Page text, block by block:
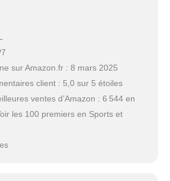
sur Amazon.fr : 8 mars 2025
client : 5,0 sur 5 étoiles
ventes d’Amazon : 6 544 en
les 100 premiers en Sports et